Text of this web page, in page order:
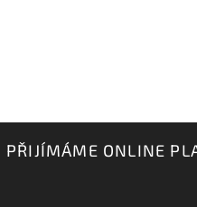
PŘIJÍMÁME ONLINE